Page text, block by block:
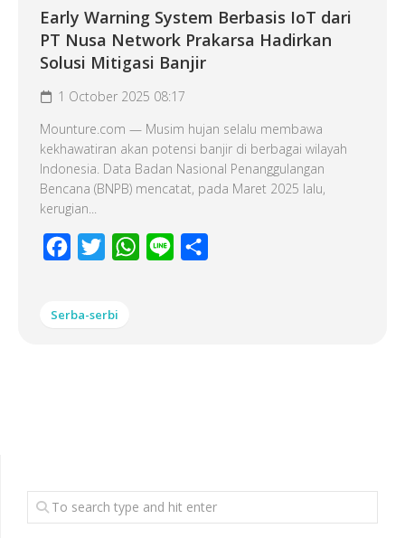
Early Warning System Berbasis IoT dari
PT Nusa Network Prakarsa Hadirkan
Solusi Mitigasi Banjir
1 October 2025 08:17
Mounture.com — Musim hujan selalu membawa
kekhawatiran akan potensi banjir di berbagai wilayah
Indonesia. Data Badan Nasional Penanggulangan
Bencana (BNPB) mencatat, pada Maret 2025 lalu,
kerugian...
Facebook
Twitter WhatsApp
Line
Serba-serbi